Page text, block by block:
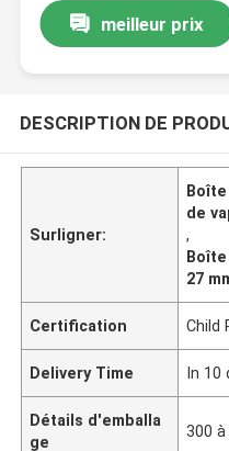
meilleur prix
DESCRIPTION DE
Surligner:
de
,
27
Certification Child
Delivery Time In 10
Détails d'emballa
ge
300